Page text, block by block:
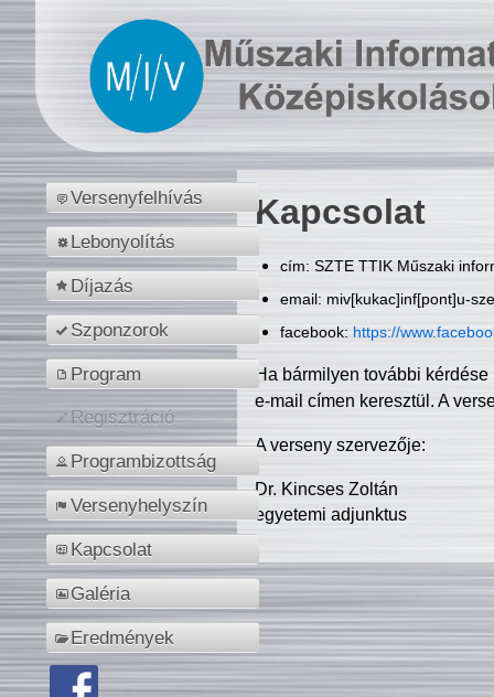
Versenyfelhívás
Lebonyolítás
Díjazás
Szponzorok
Program
Regisztráció
Programbizottság
Versenyhelyszín
Kapcsolat
Galéria
Eredmények
Kapcsolat
cím: SZTE TTIK Műszaki
email: miv[kukac]inf[pont]u-
facebook: https://
Ha bármilyen további
e-mail címen keresztül. A
A verseny szervezője:
Dr. Kincses Zoltán
egyetemi adjunktus